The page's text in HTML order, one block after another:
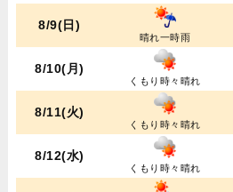
8/9(日)
晴れ一時雨
8/10(月)
くもり時々晴れ
8/11(火)
くもり時々晴れ
8/12(水)
くもり時々晴れ